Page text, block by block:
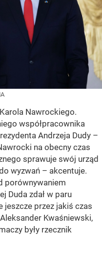
Nawrockiego.
współpracownika
Andrzeja Dudy –
na obecny czas
sprawuje swój urząd
wyzwań – akcentuje.
porównywaniem
Duda zdał w paru
jeszcze przez jakiś czas
Kwaśniewski,
były rzecznik